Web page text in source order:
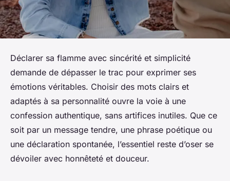
Déclarer sa flamme avec sincérité et simplicité
demande de dépasser le trac pour exprimer ses
émotions véritables. Choisir des mots clairs et
adaptés à sa personnalité ouvre la voie à une
confession authentique, sans artifices inutiles. Que ce
soit par un message tendre, une phrase poétique ou
une déclaration spontanée, l’essentiel reste d’oser se
dévoiler avec honnêteté et douceur.